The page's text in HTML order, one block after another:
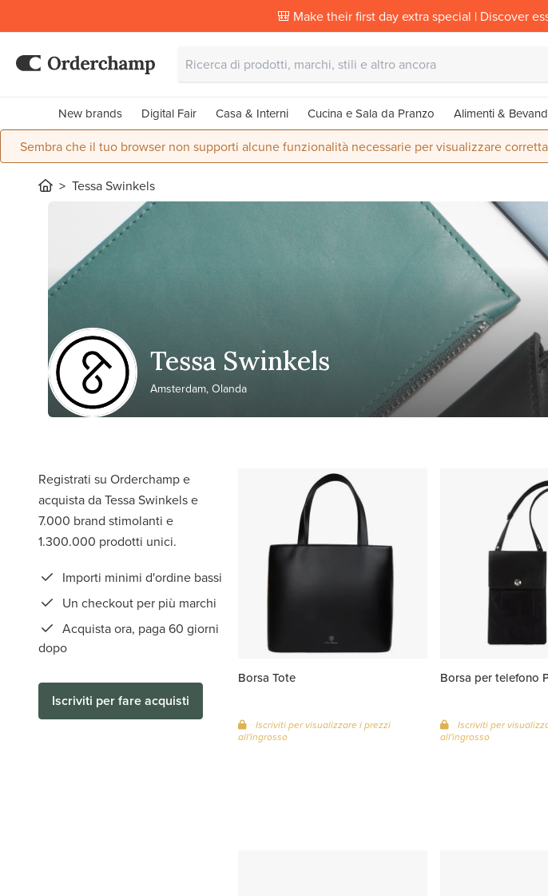
🎒 Make their first day extra special | Discover
New brands Digital Fair Casa & Interni Cucina e Sala da Pranzo Alimenti &
Sembra che il tuo browser non supporti alcune funzionalità necessarie per visualizzare
Tessa Swinkels
Tessa Swinkels
Amsterdam, Olanda
Registrati su Orderchamp e
acquista da Tessa Swinkels e
7.000 brand stimolanti e
1.300.000 prodotti unici.
Importi minimi d'ordine bassi
Un checkout per più marchi
Acquista ora, paga 60 giorni
dopo
Iscriviti per fare acquisti
Borsa Tote
Iscriviti per visualizzare i prezzi
all'ingrosso
Borsa per telefono
Iscriviti per
all'ingrosso